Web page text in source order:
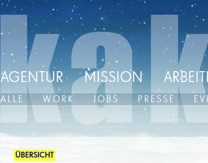
AGENTUR MISSION
ALLE WORK JOBS PRESSE
ÜBERSICHT